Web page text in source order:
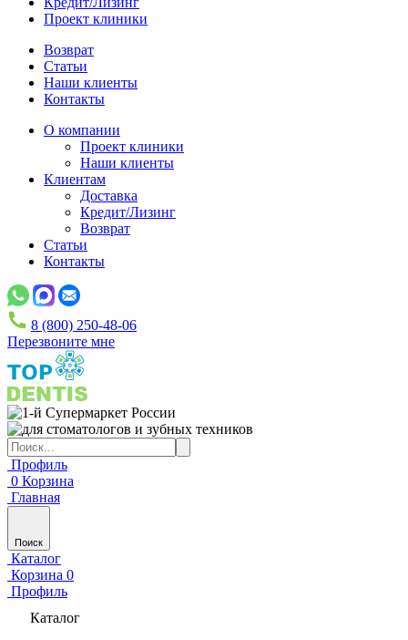
Проект клиники
Возврат
Статьи
Наши клиенты
Контакты
О компании
Проект клиники
Наши клиенты
Клиентам
Доставка
Кредит/Лизинг
Возврат
Статьи
Контакты
8 (800) 250-48-06
Перезвоните мне
Профиль
0 Корзина
Главная
Поиск
Каталог
Корзина 0
Профиль
Каталог